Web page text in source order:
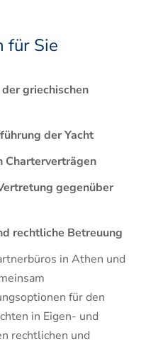
für Sie
griechischen
der Yacht
Charterverträgen
gegenüber
rechtliche Betreuung
in Athen und
für den
in Eigen- und
rechtlichen und